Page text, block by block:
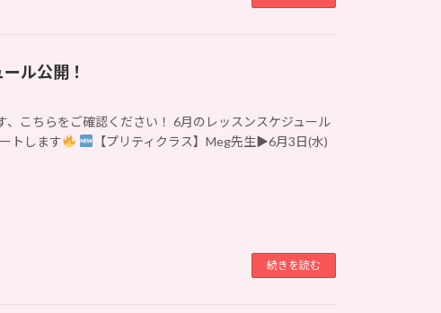
ル公開！
こちらをご確認ください！ 6月のレッスンスケジュール
トします
【プリティクラス】Meg先生▶6月3日(水)
続きを読む